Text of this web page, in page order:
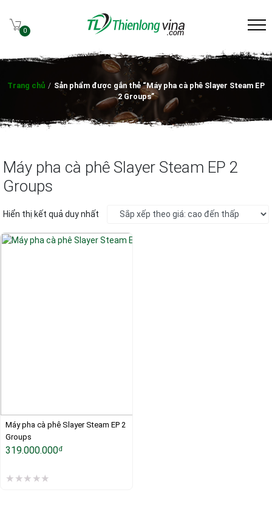
0
Trang chủ / Sản phẩm được gắn thẻ “Máy pha cà phê Slayer Steam EP
2 Groups”
Máy pha cà phê Slayer Steam EP 2
Groups
Hiển thị kết quả duy nhất
Máy pha cà phê Slayer Steam EP 2
Groups
319.000.000đ